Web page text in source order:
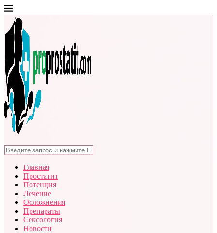
Главная
Простатит
Потенция
Лечение
Осложнения
Препараты
Сексология
Новости